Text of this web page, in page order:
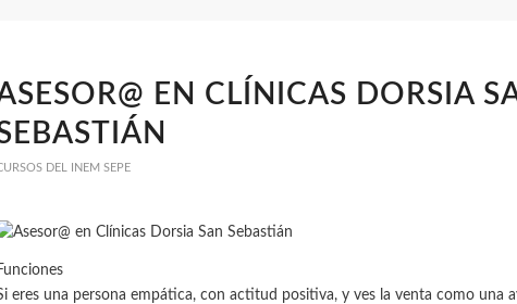
EN CLÍNICAS DORSIA
DEL INEM SEPE
eres una persona empática, con actitud positiva, y ves la venta como una